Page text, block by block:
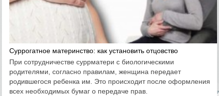
Суррогатное материнство: как установить отцовство
При сотрудничестве суррматери с биологическими
родителями, согласно правилам, женщина передает
родившегося ребенка им. Это происходит после оформления
всех необходимых бумаг о передаче прав.